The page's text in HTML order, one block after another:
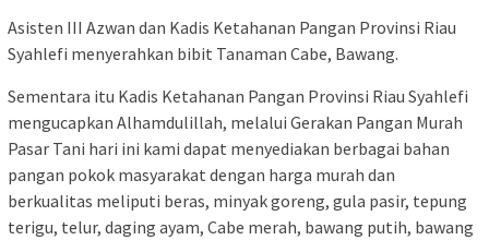
Asisten III Azwan dan Kadis Ketahanan Pangan Provinsi Riau
Syahlefi menyerahkan bibit Tanaman Cabe, Bawang.
Sementara itu Kadis Ketahanan Pangan Provinsi Riau Syahlefi
mengucapkan Alhamdulillah, melalui Gerakan Pangan Murah
Pasar Tani hari ini kami dapat menyediakan berbagai bahan
pangan pokok masyarakat dengan harga murah dan
berkualitas meliputi beras, minyak goreng, gula pasir, tepung
terigu, telur, daging ayam, Cabe merah, bawang putih, bawang